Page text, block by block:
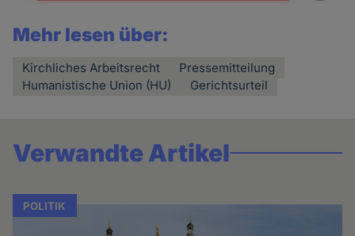
Mehr lesen über:
Kirchliches Arbeitsrecht
Pressemitteilung
Humanistische Union (HU)
Gerichtsurteil
Verwandte Artikel
POLITIK